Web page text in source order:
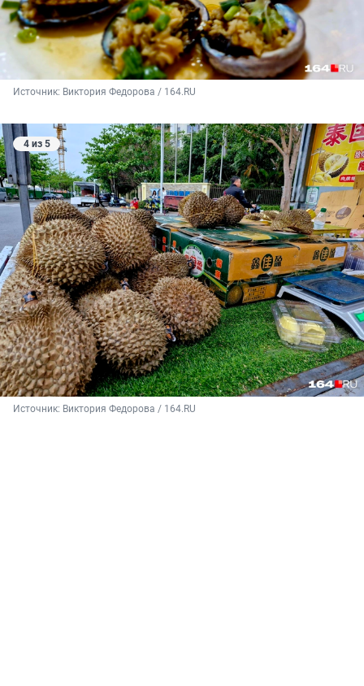
Источник: Виктория Федорова / 164.RU
4 из 5
Источник: Виктория Федорова / 164.RU